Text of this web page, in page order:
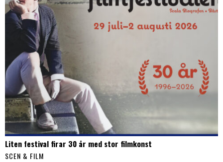
Liten festival firar 30 år med stor filmkonst
SCEN & FILM